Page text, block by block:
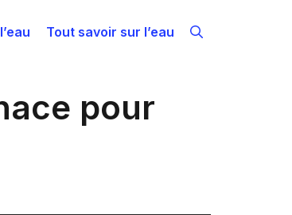
Tout savoir sur l’eau
pour